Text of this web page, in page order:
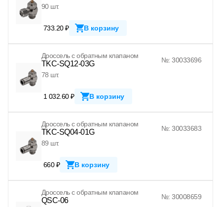
90 шт.
733.20 ₽ В корзину
Дроссель с обратным клапаном
TKC-SQ12-03G
№: 30033696
78 шт.
1 032.60 ₽ В корзину
Дроссель с обратным клапаном
TKC-SQ04-01G
№: 30033683
89 шт.
660 ₽ В корзину
Дроссель с обратным клапаном
QSC-06 №: 30008659